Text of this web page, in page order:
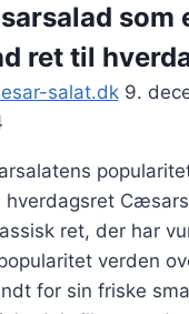
som
ret til
salat.dk 9.
hverdagsret
ret, der har
verden
for sin friske